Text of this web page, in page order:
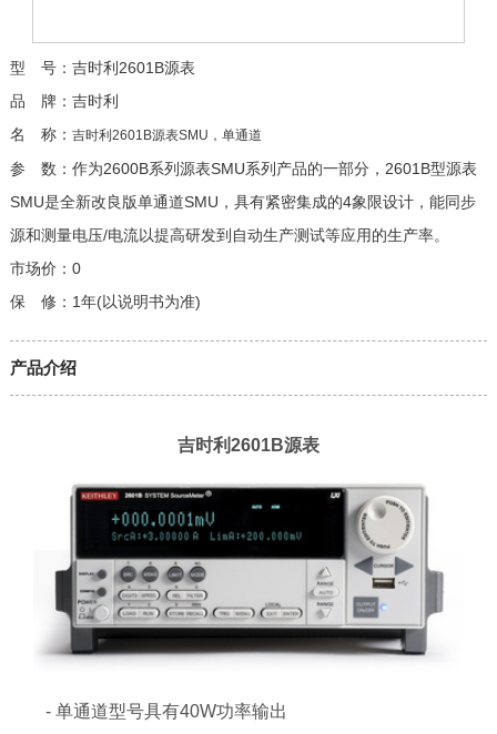
型 号：吉时利2601B源表
品 牌：吉时利
名 称： 吉时利2601B源表SMU，单通道
参 数： 作为2600B系列源表SMU系列产品的一部分，2601B型源表
SMU是全新改良版单通道SMU，具有紧密集成的4象限设计，能同步
源和测量电压/电流以提高研发到自动生产测试等应用的生产率。
市场价：0
保 修：1年(以说明书为准)
产品介绍
吉时利2601B源表
- 单通道型号具有40W功率输出